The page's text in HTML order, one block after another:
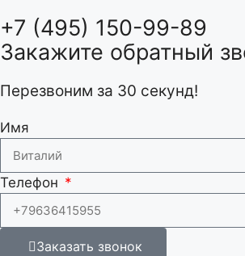
+7 (495) 150-99-89
Закажите обратный
Перезвоним за 30 секунд!
Имя
Телефон
Заказать звонок